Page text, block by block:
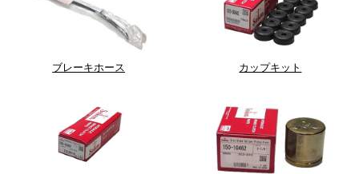
ブレーキホース カップキット